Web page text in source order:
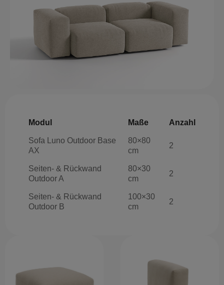
Modul Maße Anzahl
Sofa Luno Outdoor Base
AX
80×80
cm
2
Seiten- & Rückwand
Outdoor A
80×30
cm
2
Seiten- & Rückwand
Outdoor B
100×30
cm
2